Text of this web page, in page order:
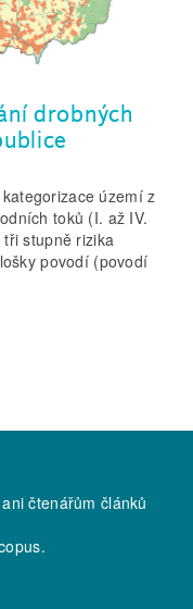
drobných
území z
toků (I. až IV.
stupně rizika
povodí (povodí
čtenářům článků
.